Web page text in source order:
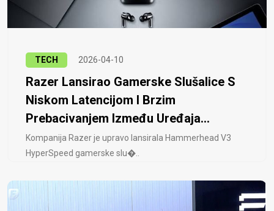
TECH 2026-04-10
Razer Lansirao Gamerske Slušalice S
Niskom Latencijom I Brzim
Prebacivanjem Između Uređaja...
Kompanija Razer je upravo lansirala Hammerhead V3
HyperSpeed ​​gamerske slu�..